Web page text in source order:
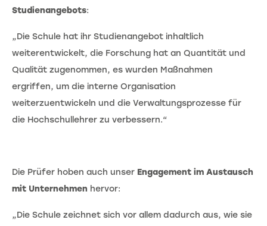
Studienangebots:
„Die Schule hat ihr Studienangebot inhaltlich
weiterentwickelt, die Forschung hat an Quantität und
Qualität zugenommen, es wurden Maßnahmen
ergriffen, um die interne Organisation
weiterzuentwickeln und die Verwaltungsprozesse für
die Hochschullehrer zu verbessern.“
Die Prüfer hoben auch unser Engagement im Austausch
mit Unternehmen hervor:
„Die Schule zeichnet sich vor allem dadurch aus, wie sie